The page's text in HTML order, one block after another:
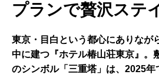
プランで贅沢ステ
東京・目白という都心にありなが
中に建つ『ホテル椿山荘東京』。
のシンボル「三重塔」は、2025